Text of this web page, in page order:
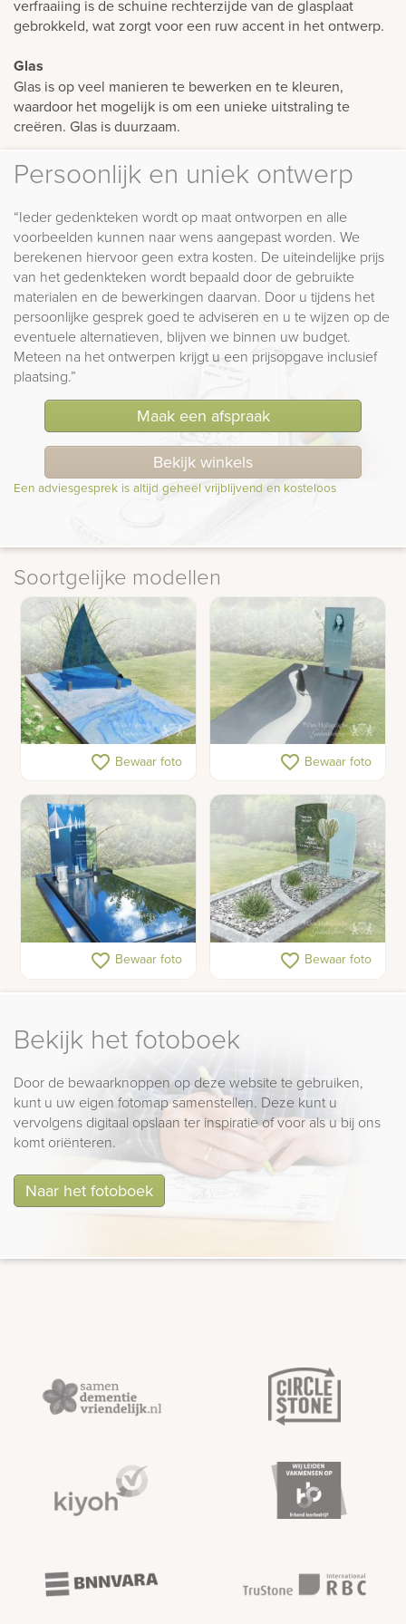
verfraaiing is de schuine rechterzijde van de glasplaat
gebrokkeld, wat zorgt voor een ruw accent in het ontwerp.
Glas
Glas is op veel manieren te bewerken en te kleuren,
waardoor het mogelijk is om een unieke uitstraling te
creëren. Glas is duurzaam.
Persoonlijk en uniek ontwerp
“Ieder gedenkteken wordt op maat ontworpen en alle
voorbeelden kunnen naar wens aangepast worden. We
berekenen hiervoor geen extra kosten. De uiteindelijke prijs
van het gedenkteken wordt bepaald door de gebruikte
materialen en de bewerkingen daarvan. Door u tijdens het
persoonlijke gesprek goed te adviseren en u te wijzen op de
eventuele alternatieven, blijven we binnen uw budget.
Meteen na het ontwerpen krijgt u een prijsopgave inclusief
plaatsing.”
Maak een afspraak
Bekijk winkels
Een adviesgesprek is altijd geheel vrijblijvend en kosteloos
Soortgelijke modellen
Glazen zeilboot
gedenkteken voor dubbel
graf
favorite_border Bewaar foto
Gedenkteken met
zeilboot op rivier
favorite_border Bewaar foto
Moderne grafsteen met
twee glazen letterplaten
favorite_border Bewaar foto
Licht grafmonument van
favorite_border Bewaar foto
Bekijk het fotoboek
Door de bewaarknoppen op deze website te gebruiken,
kunt u uw eigen fotomap samenstellen. Deze kunt u
vervolgens digitaal opslaan ter inspiratie of voor als u bij ons
komt oriënteren.
Naar het fotoboek